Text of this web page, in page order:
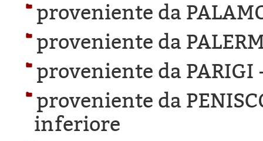
proveniente da
proveniente da
proveniente da PARIGI
proveniente da
inferiore